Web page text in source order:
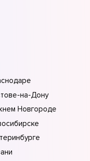
на-Донy
Новгороде